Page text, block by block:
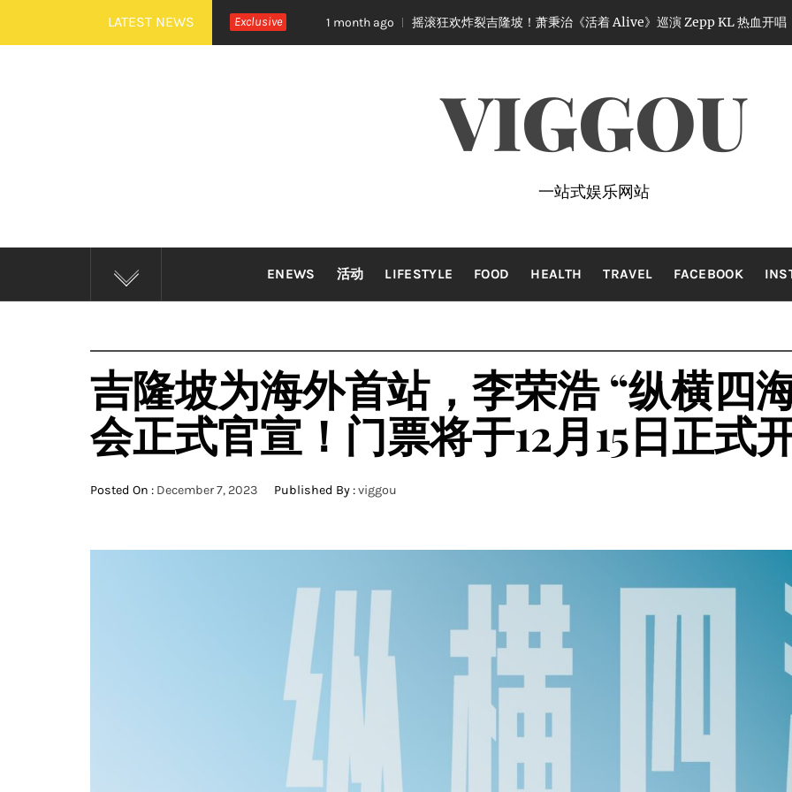
to
LATEST NEWS Exclusive
全新世界巡演大马站官宣！ 1 month ago 摇滚狂欢炸裂吉隆坡！萧秉治《活着 Alive》巡演 Zepp KL 热血开唱 1 month
VIGGOU
一站式娱乐网站
ENEWS 活动 LIFESTYLE FOOD HEALTH TRAVEL FACEBOOK
吉隆坡为海外首站，李荣浩 “纵横四
会正式官宣！门票将于12月15日正式
Posted On : December 7, 2023 Published By :viggou